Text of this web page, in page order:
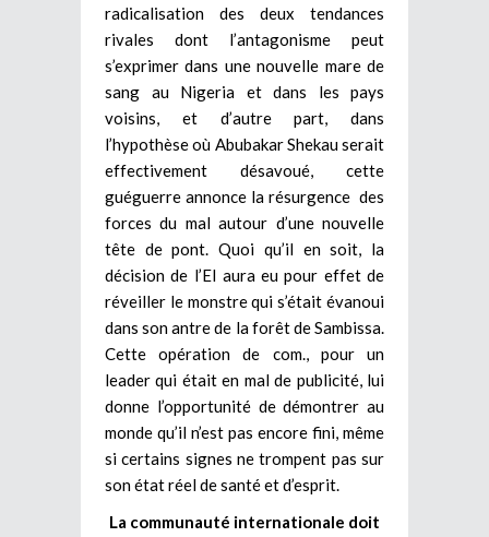
radicalisation des deux tendances
rivales dont l’antagonisme peut
s’exprimer dans une nouvelle mare de
sang au Nigeria et dans les pays
voisins, et d’autre part, dans
l’hypothèse où Abubakar Shekau serait
effectivement désavoué, cette
guéguerre annonce la résurgence des
forces du mal autour d’une nouvelle
tête de pont.Quoi qu’il en soit, la
décision de l’EI aura eu pour effet de
réveiller le monstre qui s’était évanoui
dans son antre de la forêt de Sambissa.
Cette opération de com., pour un
leader qui était en mal de publicité, lui
donne l’opportunité de démontrer au
monde qu’il n’est pas encore fini, même
si certains signes ne trompent pas sur
son état réel de santé et d’esprit.
La communauté internationale doit